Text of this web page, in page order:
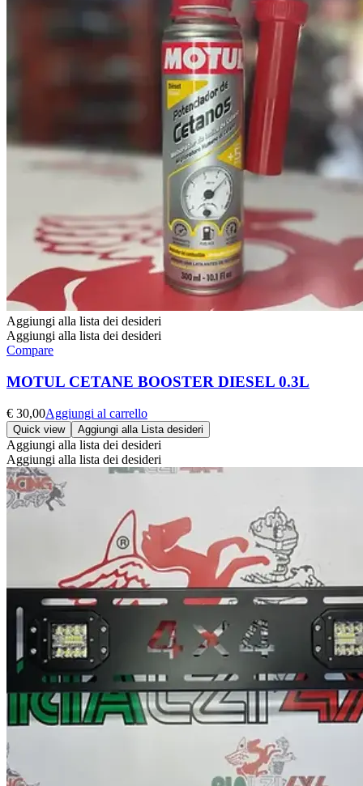
Aggiungi alla lista dei desideri
Aggiungi alla lista dei desideri
Compare
MOTUL CETANE BOOSTER DIESEL 0.3L
€ 30,00Aggiungi al carrello
Quick view Aggiungi alla Lista desideri
Aggiungi alla lista dei desideri
Aggiungi alla lista dei desideri